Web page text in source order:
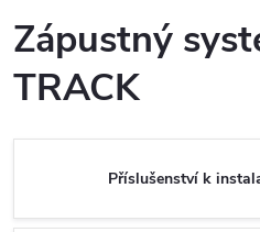
Zápustný
TRACK
Příslušenství k